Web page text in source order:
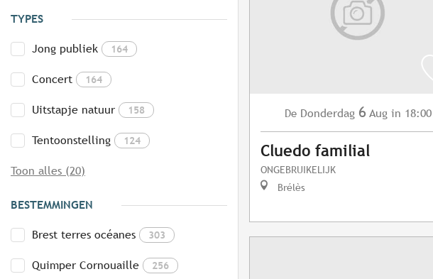
TYPES
Jong publiek 164
Concert 164
Uitstapje natuur 158
Tentoonstelling 124
Toon alles (20)
BESTEMMINGEN
Brest terres océanes 303
Quimper Cornouaille 256
De Donderdag 6 Aug in 18:00
Cluedo familial
ONGEBRUIKELIJK
Brélès